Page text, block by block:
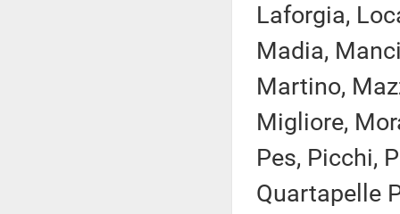
Laforgia,
Madia,
Martino,
Migliore,
Pes, Picchi,
Quartapelle